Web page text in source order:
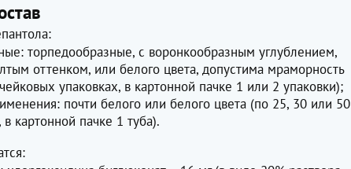
торпедообразные, с воронкообразным углублением,
оттенком, или белого цвета, допустима мраморность
упаковках, в картонной пачке 1 или 2 упаковки);
почти белого или белого цвета (по 25, 30 или 50
картонной пачке 1 туба).